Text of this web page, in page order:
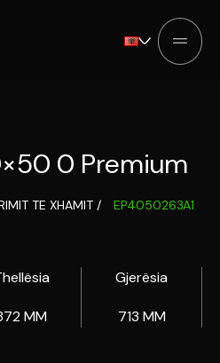
0 Premium
TE XHAMIT / EP4050263A1
MM
Gjerësia
713 MM